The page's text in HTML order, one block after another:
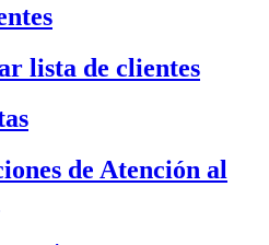
lista de clientes
de Atención al